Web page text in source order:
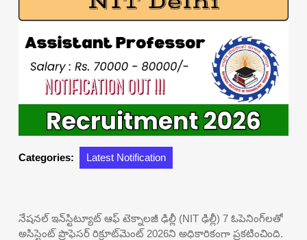
Categories: Latest Notification
నేషనల్ ఇన్‌స్టిట్యూట్ ఆఫ్ టెక్నాలజీ ఢిల్లీ (NIT ఢిల్లీ) 7 ఓపెనింగ్‌లతో
అసిస్టెంట్ ప్రొఫెసర్ రిక్రూట్‌మెంట్ 2026ని అధికారికంగా ప్రకటించింది.